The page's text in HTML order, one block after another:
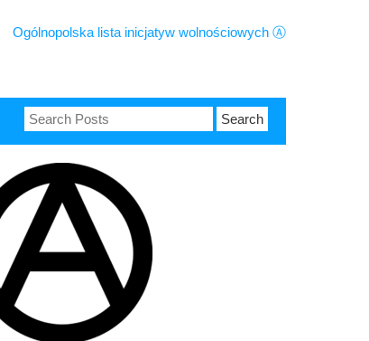
Ogólnopolska lista inicjatyw wolnościowych Ⓐ
Search
for: